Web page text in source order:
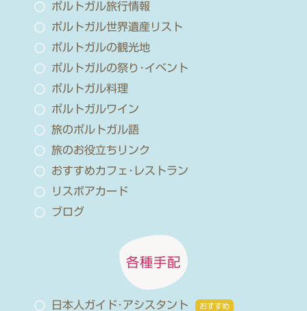
ポルトガル旅行情報
ポルトガル世界遺産リスト
ポルトガルの観光地
ポルトガルの祭り･イベント
ポルトガル料理
ポルトガルワイン
旅のポルトガル語
旅のお役立ちリンク
おすすめカフェ･レストラン
リスボアカード
ブログ
各種手配
日本人ガイド･アシスタント おすすめ